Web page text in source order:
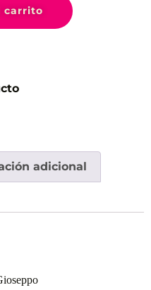
carrito
adicional